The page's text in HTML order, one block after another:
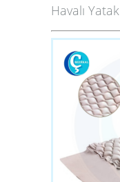
Havalı Yatak